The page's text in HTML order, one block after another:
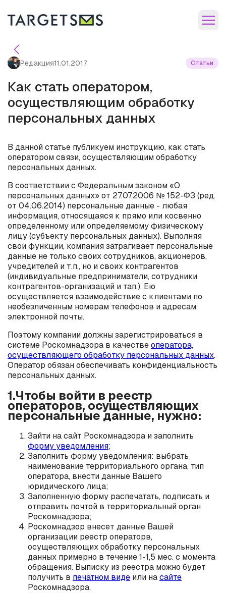
Редакция11.01.2017 Статьи
Как стать оператором,
осуществляющим обработку
персональных данных
В данной статье публикуем инструкцию, как стать
оператором связи, осуществляющим обработку
персональных данных.
В соответствии с Федеральным законом «О
персональных данных» от 27.07.2006 № 152-ФЗ (ред.
от 04.06.2014) персональные данные - любая
информация, относящаяся к прямо или косвенно
определенному или определяемому физическому
лицу (субъекту персональных данных). Выполняя
свои функции, компания затрагивает персональные
данные не только своих сотрудников, акционеров,
учредителей и т.п., но и своих контрагентов
(индивидуальные предприниматели, сотрудники
контрагентов-организаций и тап.). Ею
осуществляется взаимодействие с клиентами по
необезличенным номерам телефонов и адресам
электронной почты.
Поэтому компании должны зарегистрироваться в
системе Роскомнадзора в качествеоператора,
осуществляющего обработку персональных данных.
Оператор обязан обеспечивать конфиденциальность
персональных данных.
1.Чтобы войти в реестр
операторов, осуществляющих
персональные данные, нужно:
Зайти на сайт Роскомнадзора и заполнить
форму уведомления;
Заполнить форму уведомления: выбрать
наименование территориального органа, тип
оператора, внести данные Вашего
юридического лица;
Заполненную форму распечатать, подписать и
отправить почтой в территориальный орган
Роскомнадзора;
Роскомнадзор внесет данные Вашей
организации реестр операторв,
осуществляющих обработку персональных
данных примерно в течение 1-1,5 мес. с момента
обращения. Выписку из реестра можно будет
получить в печатном виде или насайте
Роскомнадзора.